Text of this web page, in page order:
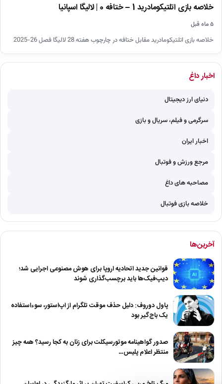
خلاصه بازی اتلتیکومادرید 1 – ختافه 0 | لالیگا اسپانیا
۵ ماه قبل
خلاصه بازی اتلتیکومادرید مقابل ختافه در چارچوب هفته 28 لالیگا فصل 26-2025
اخبار داغ
دنیای ارز دیجیتال
سرگرمی و فیلم، سریال و بازی
اخبار ایران
مرجع ورزش و فوتبال
مصاحبه های داغ
خلاصه بازی فوتبال
آخرین‌ها
قوانین جدید اتحادیه اروپا برای هوش مصنوعی اجرایی شد؛
دیپ‌فیک‌ها باید برچسب‌گذاری شوند
پاول دوروف: دلیل حذف موقت تلگرام از اپ‌استور، سوءاستفاده
یک باج‌گیر بود
صدور گواهینامه موتورسیکلت برای زنان به کجا رسید؟ همه چیز
منتظر اعلام پلیس…